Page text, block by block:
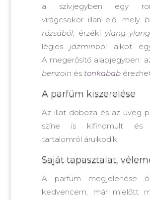
a szívjegyben egy
virágcsokor illan elő, mely
rózsából, érzéki ylang ylang
légies jázminból alkot
A megerősítő alapjegyben:
benzoin és tonkabab
A parfüm kiszerelése
Az illat doboza és az üveg
színe is kifinomult és
tartalomról árulkodik.
Saját tapasztalat,
A parfüm megjelenése
kedvencem, már mielőtt